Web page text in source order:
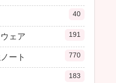
40
ェア 191
ート 770
183